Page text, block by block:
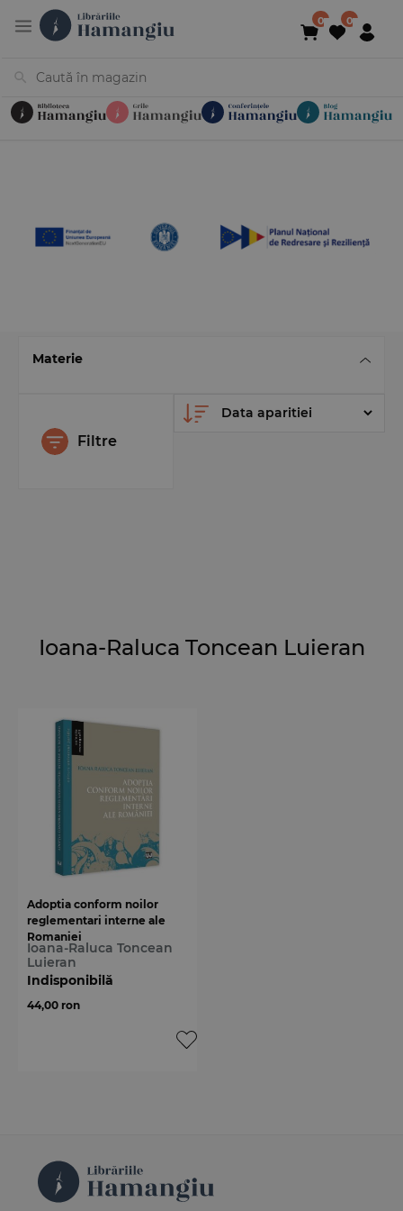
Materie
Filtre
Ioana-Raluca Toncean Luieran
Adoptia conform noilor
reglementari interne ale
Romaniei
Ioana-Raluca Toncean
Luieran
Indisponibilă
44,00 ron